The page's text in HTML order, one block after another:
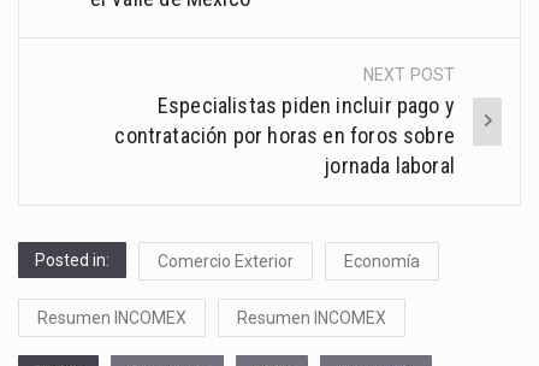
NEXT POST
Especialistas piden incluir pago y
contratación por horas en foros sobre
jornada laboral
Posted in: Comercio Exterior Economía
Resumen INCOMEX Resumen INCOMEX